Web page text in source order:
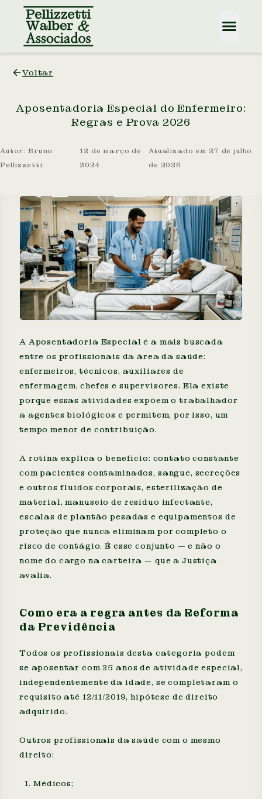
Voltar
Aposentadoria Especial do Enfermeiro:
Regras e Prova 2026
Autor: Bruno
Pellizzetti
12 de março de
2024
Atualizado em 27 de julho
de 2026
A Aposentadoria Especial é a mais buscada
entre os profissionais da área da saúde:
enfermeiros, técnicos, auxiliares de
enfermagem, chefes e supervisores. Ela existe
porque essas atividades expõem o trabalhador
a agentes biológicos e permitem, por isso, um
tempo menor de contribuição.
A rotina explica o benefício: contato constante
com pacientes contaminados, sangue, secreções
e outros fluidos corporais, esterilização de
material, manuseio de resíduo infectante,
escalas de plantão pesadas e equipamentos de
proteção que nunca eliminam por completo o
risco de contágio. É esse conjunto — e não o
nome do cargo na carteira — que a Justiça
avalia.
Como era a regra antes da Reforma
da Previdência
Todos os profissionais desta categoria podem
se aposentar com 25 anos de atividade especial,
independentemente da idade, se completaram o
requisito até 12/11/2019, hipótese de direito
adquirido.
Outros profissionais da saúde com o mesmo
direito:
Médicos;